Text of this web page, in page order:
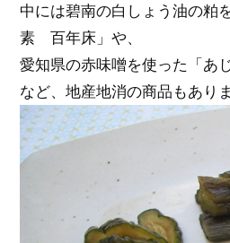
中には碧南の白しょう油の粕
素 百年床」や、
愛知県の赤味噌を使った「あ
など、地産地消の商品もありま